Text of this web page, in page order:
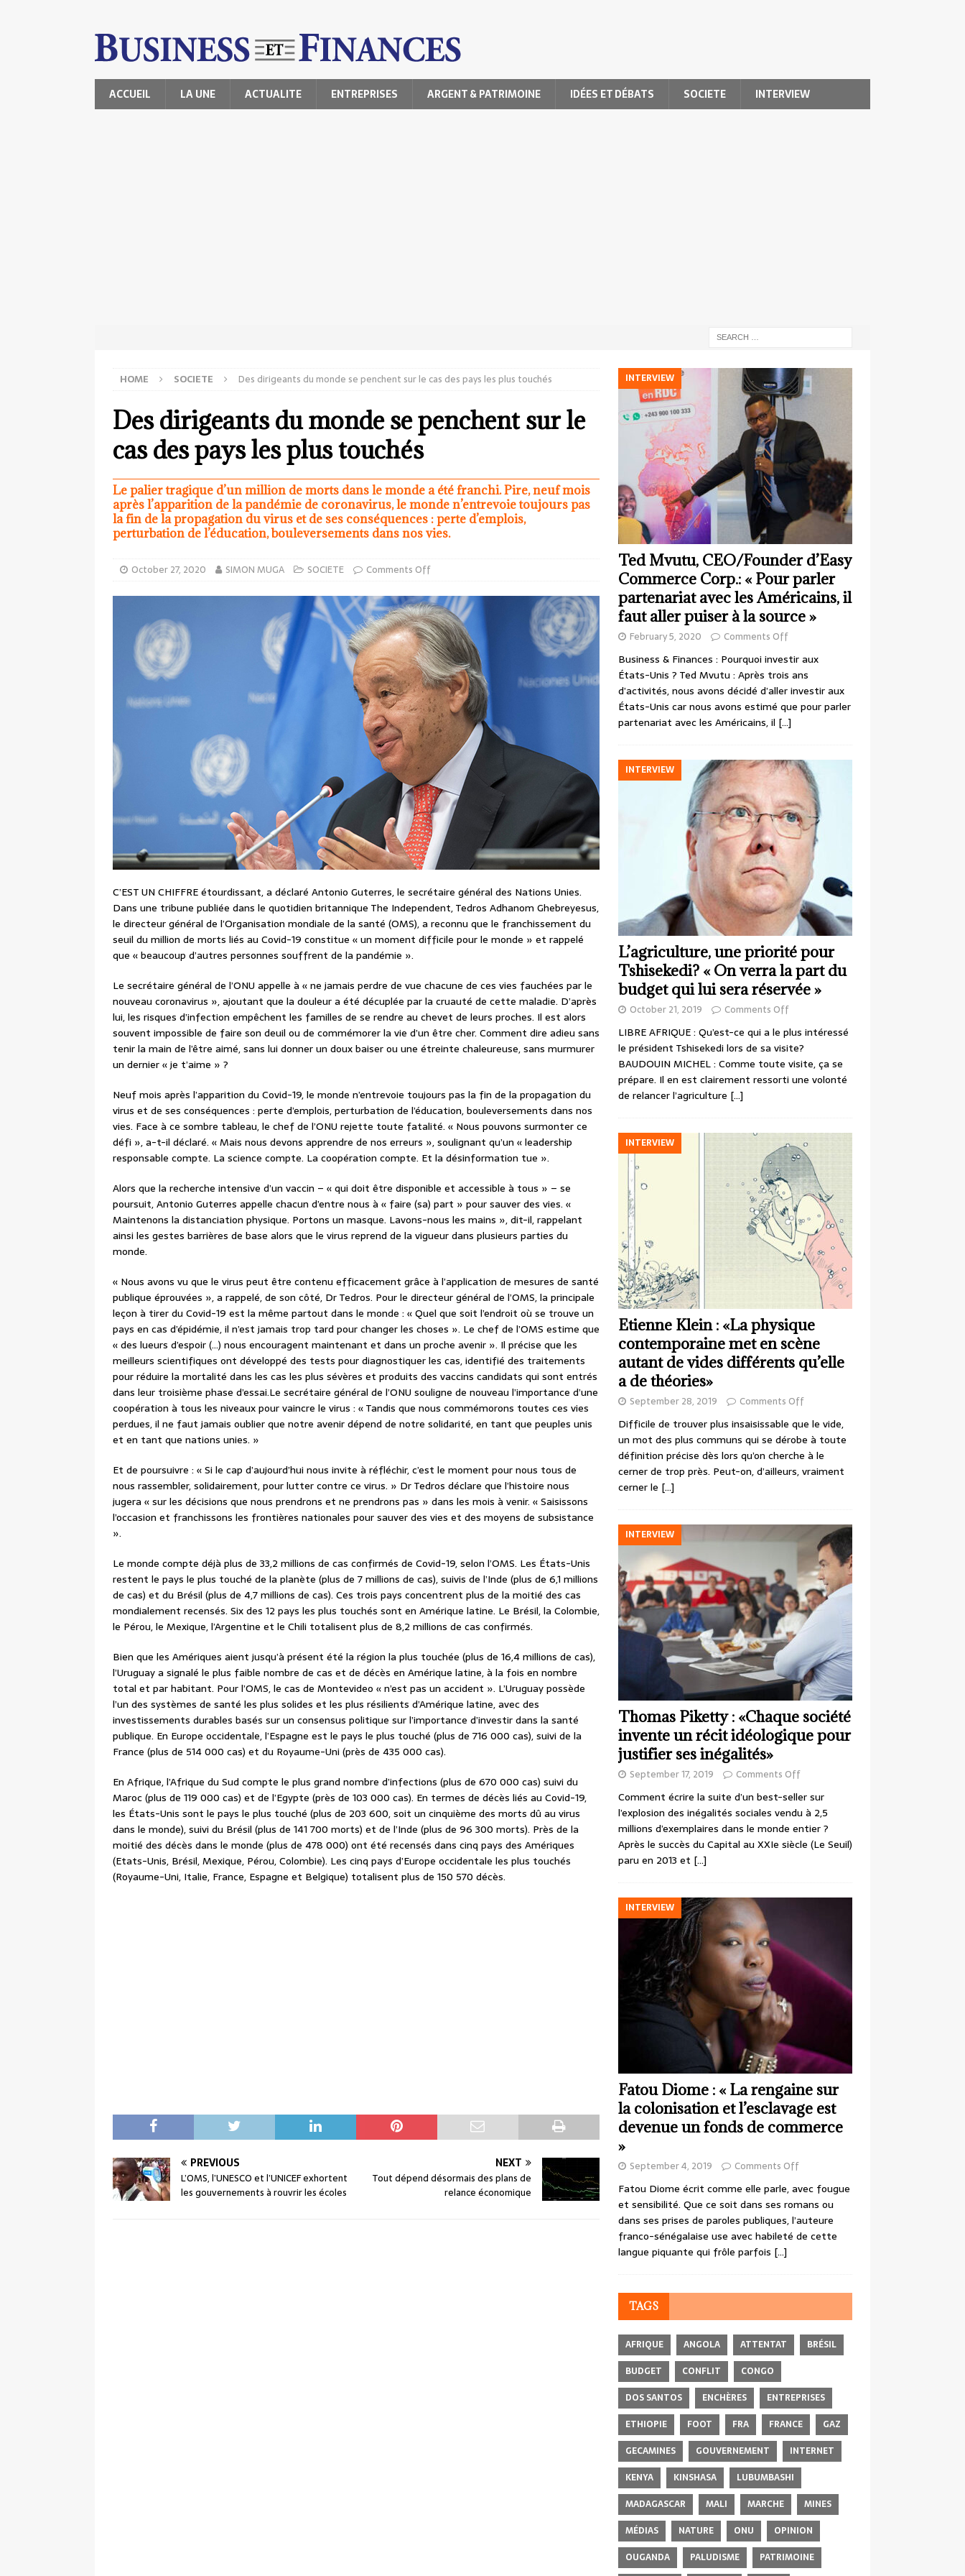
ACCUEIL LA UNE ACTUALITE ENTREPRISES ARGENT & PATRIMOINE IDÉES ET DÉBATS SOCIETE INTERVIEW
HOME SOCIETE Des dirigeants du monde se penchent sur le cas des pays les plus touchés
Des dirigeants du monde se penchent sur le
cas des pays les plus touchés
Le palier tragique d’un million de morts dans le monde a été franchi. Pire, neuf mois
après l’apparition de la pandémie de coronavirus, le monde n’entrevoie toujours pas
la fin de la propagation du virus et de ses conséquences : perte d’emplois,
perturbation de l’éducation, bouleversements dans nos vies.
October 27, 2020 SIMON MUGA SOCIETE Comments Off
C’EST UN CHIFFRE étourdissant, a déclaré Antonio Guterres, le secrétaire général des Nations Unies.
Dans une tribune publiée dans le quotidien britannique The Independent, Tedros Adhanom Ghebreyesus,
le directeur général de l’Organisation mondiale de la santé (OMS), a reconnu que le franchissement du
seuil du million de morts liés au Covid-19 constitue « un moment difficile pour le monde » et rappelé
que « beaucoup d’autres personnes souffrent de la pandémie ».
Le secrétaire général de l’ONU appelle à « ne jamais perdre de vue chacune de ces vies fauchées par le
nouveau coronavirus », ajoutant que la douleur a été décuplée par la cruauté de cette maladie. D’après
lui, les risques d’infection empêchent les familles de se rendre au chevet de leurs proches. Il est alors
souvent impossible de faire son deuil ou de commémorer la vie d’un être cher. Comment dire adieu sans
tenir la main de l’être aimé, sans lui donner un doux baiser ou une étreinte chaleureuse, sans murmurer
un dernier « je t’aime » ?
Neuf mois après l’apparition du Covid-19, le monde n’entrevoie toujours pas la fin de la propagation du
virus et de ses conséquences : perte d’emplois, perturbation de l’éducation, bouleversements dans nos
vies. Face à ce sombre tableau, le chef de l’ONU rejette toute fatalité. « Nous pouvons surmonter ce
défi », a-t-il déclaré. « Mais nous devons apprendre de nos erreurs », soulignant qu’un « leadership
responsable compte. La science compte. La coopération compte. Et la désinformation tue ».
Alors que la recherche intensive d’un vaccin – « qui doit être disponible et accessible à tous » – se
poursuit, Antonio Guterres appelle chacun d’entre nous à « faire (sa) part » pour sauver des vies. «
Maintenons la distanciation physique. Portons un masque. Lavons-nous les mains », dit-il, rappelant
ainsi les gestes barrières de base alors que le virus reprend de la vigueur dans plusieurs parties du
monde.
« Nous avons vu que le virus peut être contenu efficacement grâce à l’application de mesures de santé
publique éprouvées », a rappelé, de son côté, Dr Tedros. Pour le directeur général de l’OMS, la principale
leçon à tirer du Covid-19 est la même partout dans le monde : « Quel que soit l’endroit où se trouve un
pays en cas d’épidémie, il n’est jamais trop tard pour changer les choses ». Le chef de l’OMS estime que
« des lueurs d’espoir (…) nous encouragent maintenant et dans un proche avenir ». Il précise que les
meilleurs scientifiques ont développé des tests pour diagnostiquer les cas, identifié des traitements
pour réduire la mortalité dans les cas les plus sévères et produits des vaccins candidats qui sont entrés
dans leur troisième phase d’essai.Le secrétaire général de l’ONU souligne de nouveau l’importance d’une
coopération à tous les niveaux pour vaincre le virus : « Tandis que nous commémorons toutes ces vies
perdues, il ne faut jamais oublier que notre avenir dépend de notre solidarité, en tant que peuples unis
et en tant que nations unies. »
Et de poursuivre : « Si le cap d’aujourd’hui nous invite à réfléchir, c’est le moment pour nous tous de
nous rassembler, solidairement, pour lutter contre ce virus. » Dr Tedros déclare que l’histoire nous
jugera « sur les décisions que nous prendrons et ne prendrons pas » dans les mois à venir. « Saisissons
l’occasion et franchissons les frontières nationales pour sauver des vies et des moyens de subsistance
».
Le monde compte déjà plus de 33,2 millions de cas confirmés de Covid-19, selon l’OMS. Les États-Unis
restent le pays le plus touché de la planète (plus de 7 millions de cas), suivis de l’Inde (plus de 6,1 millions
de cas) et du Brésil (plus de 4,7 millions de cas). Ces trois pays concentrent plus de la moitié des cas
mondialement recensés. Six des 12 pays les plus touchés sont en Amérique latine. Le Brésil, la Colombie,
le Pérou, le Mexique, l’Argentine et le Chili totalisent plus de 8,2 millions de cas confirmés.
Bien que les Amériques aient jusqu’à présent été la région la plus touchée (plus de 16,4 millions de cas),
l’Uruguay a signalé le plus faible nombre de cas et de décès en Amérique latine, à la fois en nombre
total et par habitant. Pour l’OMS, le cas de Montevideo « n’est pas un accident ». L’Uruguay possède
l’un des systèmes de santé les plus solides et les plus résilients d’Amérique latine, avec des
investissements durables basés sur un consensus politique sur l’importance d’investir dans la santé
publique. En Europe occidentale, l’Espagne est le pays le plus touché (plus de 716 000 cas), suivi de la
France (plus de 514 000 cas) et du Royaume-Uni (près de 435 000 cas).
En Afrique, l’Afrique du Sud compte le plus grand nombre d’infections (plus de 670 000 cas) suivi du
Maroc (plus de 119 000 cas) et de l’Egypte (près de 103 000 cas). En termes de décès liés au Covid-19,
les États-Unis sont le pays le plus touché (plus de 203 600, soit un cinquième des morts dû au virus
dans le monde), suivi du Brésil (plus de 141 700 morts) et de l’Inde (plus de 96 300 morts). Près de la
moitié des décès dans le monde (plus de 478 000) ont été recensés dans cinq pays des Amériques
(Etats-Unis, Brésil, Mexique, Pérou, Colombie). Les cinq pays d’Europe occidentale les plus touchés
(Royaume-Uni, Italie, France, Espagne et Belgique) totalisent plus de 150 570 décès.
PREVIOUS
L’OMS, l’UNESCO et l’UNICEF exhortent
les gouvernements à rouvrir les écoles
NEXT
Tout dépend désormais des plans de
relance économique
INTERVIEW
Ted Mvutu, CEO/Founder d’Easy
Commerce Corp.: « Pour parler
partenariat avec les Américains, il
faut aller puiser à la source »
February 5, 2020 Comments Off
Business & Finances : Pourquoi investir aux
États-Unis ? Ted Mvutu : Après trois ans
d’activités, nous avons décidé d’aller investir aux
États-Unis car nous avons estimé que pour parler
partenariat avec les Américains, il […]
INTERVIEW
L’agriculture, une priorité pour
Tshisekedi? « On verra la part du
budget qui lui sera réservée »
October 21, 2019 Comments Off
LIBRE AFRIQUE : Qu’est-ce qui a le plus intéressé
le président Tshisekedi lors de sa visite?
BAUDOUIN MICHEL : Comme toute visite, ça se
prépare. Il en est clairement ressorti une volonté
de relancer l’agriculture […]
INTERVIEW
Etienne Klein : «La physique
contemporaine met en scène
autant de vides différents qu’elle
a de théories»
September 28, 2019 Comments Off
Difficile de trouver plus insaisissable que le vide,
un mot des plus communs qui se dérobe à toute
définition précise dès lors qu’on cherche à le
cerner de trop près. Peut-on, d’ailleurs, vraiment
cerner le […]
INTERVIEW
Thomas Piketty : «Chaque société
invente un récit idéologique pour
justifier ses inégalités»
September 17, 2019 Comments Off
Comment écrire la suite d’un best-seller sur
l’explosion des inégalités sociales vendu à 2,5
millions d’exemplaires dans le monde entier ?
Après le succès du Capital au XXIe siècle (Le Seuil)
paru en 2013 et […]
INTERVIEW
Fatou Diome : « La rengaine sur
la colonisation et l’esclavage est
devenue un fonds de commerce
»
September 4, 2019 Comments Off
Fatou Diome écrit comme elle parle, avec fougue
et sensibilité. Que ce soit dans ses romans ou
dans ses prises de paroles publiques, l’auteure
franco-sénégalaise use avec habileté de cette
langue piquante qui frôle parfois […]
TAGS
AFRIQUE ANGOLA ATTENTAT
BRÉSIL
BUDGET
CONFLIT
CONGO
DOS SANTOS
ENCHÈRES
ENTREPRISES
ETHIOPIE
FOOT FRA FRANCE
GAZ
GECAMINES
GOUVERNEMENT
INTERNET
KENYA
KINSHASA
LUBUMBASHI
MADAGASCAR
MALI MARCHE
MINES
MÉDIAS
NATURE ONU
OPINION
OUGANDA
PALUDISME PATRIMOINE